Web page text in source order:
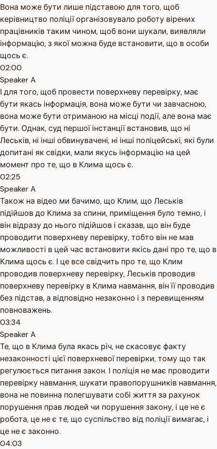
Вона може бути лише підставою для того, щоб
керівництво поліції організовувало роботу вірених
працівників таким чином, щоб вони шукали, виявляли
інформацію, з якої можна буде встановити, що в особи
щось є.
02:00
Speaker A
І для того, щоб провести поверхневу перевірку, має
бути якась інформація, вона може бути чи завчасною,
вона може бути отриманою на місці події, але вона має
бути. Однак, суд першої інстанції встановив, що ні
Леськів, ні інші обвинувачені, ні інші поліцейські, які були
допитані як свідки, мали якусь інформацію на цей
момент про те, що в Клима щось є.
02:25
Speaker A
Також на відео ми бачимо, що Клим, що Леськів
підійшов до Клима за спини, приміщення було темно, і
він відразу до нього підійшов і сказав, що він буде
проводити поверхневу перевірку, тобто він не мав
можливості в цей час встановити якісь дані про те, що в
Клима щось є. І це все свідчить про те, що Клим
проводив поверхневу перевірку, Леськів проводив
поверхневу перевірку в Клима навмання, він її проводив
без підстав, а відповідно незаконно і з перевищенням
повноважень.
03:34
Speaker A
Те, що в Клима була якась річ, не скасовує факту
незаконності цієї поверхневої перевірки, тому що так
регулюється питання закон. І поліція не має проводити
перевірку навмання, шукати правопорушників навмання,
вона не повинна полегшувати собі життя за рахунок
порушення прав людей чи порушення закону, і це не є
робота, це не є те, що суспільство від поліції вимагає, і
це не є законно.
04:03